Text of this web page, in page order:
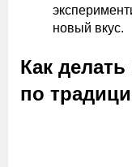
новый вкус.
Как
по